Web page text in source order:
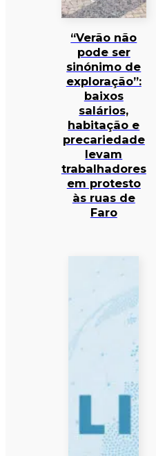
“Verão não
pode ser
sinónimo de
exploração”:
baixos
salários,
habitação e
precariedade
levam
trabalhadores
em protesto
às ruas de
Faro